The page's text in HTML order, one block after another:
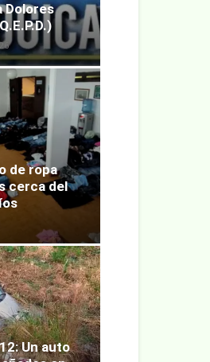
Dolores
de ropa
cerca del
Un auto